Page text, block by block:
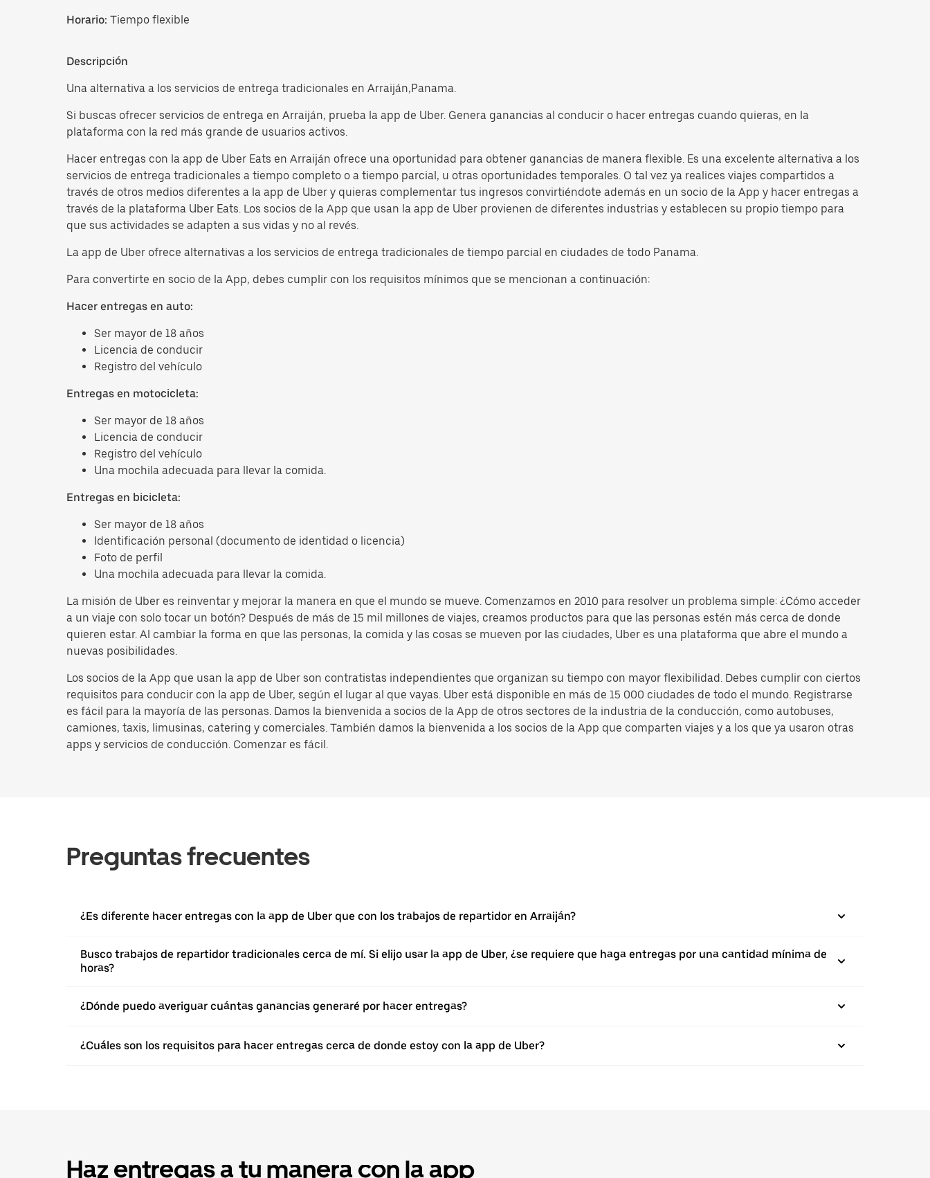
Horario: Tiempo flexible
Descripción
Una alternativa a los servicios de entrega tradicionales en Arraiján,Panama.
Si buscas ofrecer servicios de entrega en Arraiján, prueba la app de Uber. Genera ganancias al conducir o hacer entregas cuando quieras, en la
plataforma con la red más grande de usuarios activos.
Hacer entregas con la app de Uber Eats en Arraiján ofrece una oportunidad para obtener ganancias de manera flexible. Es una excelente alternativa a los
servicios de entrega tradicionales a tiempo completo o a tiempo parcial, u otras oportunidades temporales. O tal vez ya realices viajes compartidos a
través de otros medios diferentes a la app de Uber y quieras complementar tus ingresos convirtiéndote además en un socio de la App y hacer entregas a
través de la plataforma Uber Eats. Los socios de la App que usan la app de Uber provienen de diferentes industrias y establecen su propio tiempo para
que sus actividades se adapten a sus vidas y no al revés.
La app de Uber ofrece alternativas a los servicios de entrega tradicionales de tiempo parcial en ciudades de todo Panama.
Para convertirte en socio de la App, debes cumplir con los requisitos mínimos que se mencionan a continuación:
Hacer entregas en auto:
Ser mayor de 18 años
Licencia de conducir
Registro del vehículo
Entregas en motocicleta:
Ser mayor de 18 años
Licencia de conducir
Registro del vehículo
Una mochila adecuada para llevar la comida.
Entregas en bicicleta:
Ser mayor de 18 años
Identificación personal (documento de identidad o licencia)
Foto de perfil
Una mochila adecuada para llevar la comida.
La misión de Uber es reinventar y mejorar la manera en que el mundo se mueve. Comenzamos en 2010 para resolver un problema simple: ¿Cómo acceder
a un viaje con solo tocar un botón? Después de más de 15 mil millones de viajes, creamos productos para que las personas estén más cerca de donde
quieren estar. Al cambiar la forma en que las personas, la comida y las cosas se mueven por las ciudades, Uber es una plataforma que abre el mundo a
nuevas posibilidades.
Los socios de la App que usan la app de Uber son contratistas independientes que organizan su tiempo con mayor flexibilidad. Debes cumplir con ciertos
requisitos para conducir con la app de Uber, según el lugar al que vayas. Uber está disponible en más de 15 000 ciudades de todo el mundo. Registrarse
es fácil para la mayoría de las personas. Damos la bienvenida a socios de la App de otros sectores de la industria de la conducción, como autobuses,
camiones, taxis, limusinas, catering y comerciales. También damos la bienvenida a los socios de la App que comparten viajes y a los que ya usaron otras
apps y servicios de conducción. Comenzar es fácil.
Preguntas frecuentes
¿Es diferente hacer entregas con la app de Uber que con los trabajos de repartidor en Arraiján?
Busco trabajos de repartidor tradicionales cerca de mí. Si elijo usar la app de Uber, ¿se requiere que haga entregas por una cantidad mínima de
horas?
¿Dónde puedo averiguar cuántas ganancias generaré por hacer entregas?
¿Cuáles son los requisitos para hacer entregas cerca de donde estoy con la app de Uber?
Haz entregas a tu manera con la app